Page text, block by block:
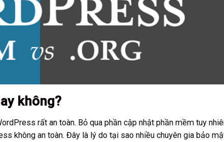
không?
rất an toàn. Bỏ qua phần cập nhật phần mềm tuy
không an toàn. Đây là lý do tại sao nhiều chuyên gia bảo